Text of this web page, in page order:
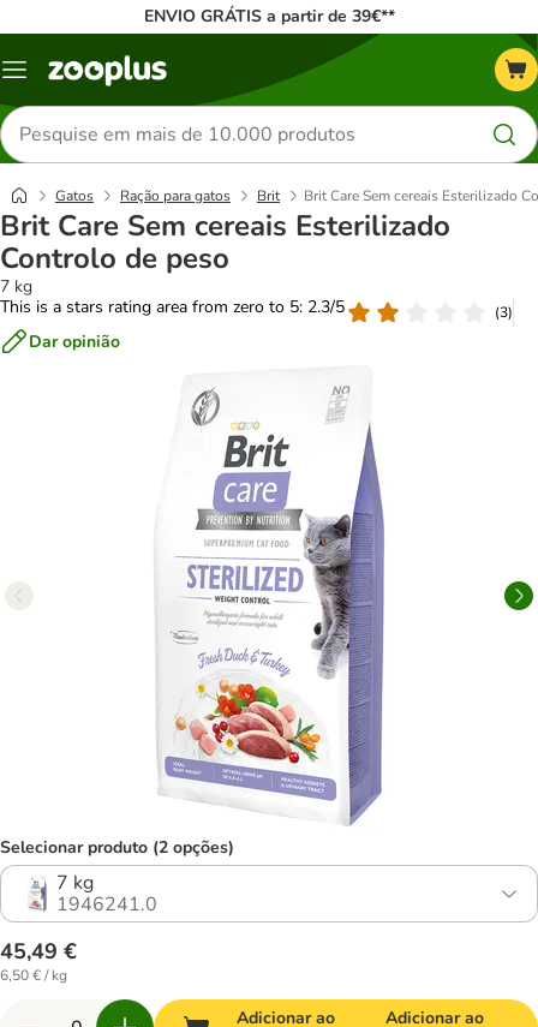
ENVIO GRÁTIS a partir de 39€**
Menu
Pesquisar
produtos
Gatos Ração para gatos Brit Brit Care Sem cereais Esterilizado
Brit Care Sem cereais Esterilizado
Controlo de peso
7 kg
This is a stars rating area from zero to 5: 2.3/5
(3)
Dar opinião
Selecionar produto (2 opções)
7 kg
1946241.0
45,49 €
6,50 € / kg
Adicionar ao
Adicionar ao